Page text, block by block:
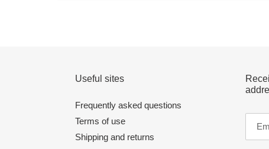
Useful sites
Frequently asked questions
Terms of use
Shipping and returns